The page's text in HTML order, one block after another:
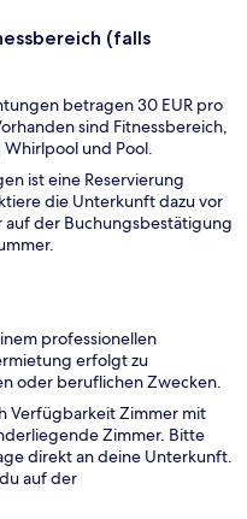
(falls
betragen 30 EUR pro
sind Fitnessbereich,
Whirlpool und Pool.
ist eine Reservierung
die Unterkunft dazu vor
der Buchungsbestätigung
professionellen
erfolgt zu
oder beruflichen Zwecken.
Verfügbarkeit Zimmer mit
Zimmer. Bitte
direkt an deine Unterkunft.
auf der